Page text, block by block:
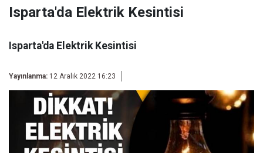
Isparta'da Elektrik Kesintisi
Isparta'da Elektrik Kesintisi
Yayınlanma: 12 Aralık 2022 16:23